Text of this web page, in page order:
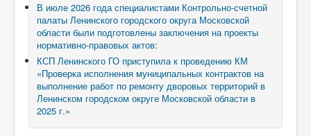
В июле 2026 года специалистами Контрольно-счетной
палаты Ленинского городского округа Московской
области были подготовлены заключения на проекты
нормативно-правовых актов:
КСП Ленинского ГО приступила к проведению КМ
«Проверка исполнения муниципальных контрактов на
выполнение работ по ремонту дворовых территорий в
Ленинском городском округе Московской области в
2025 г.»